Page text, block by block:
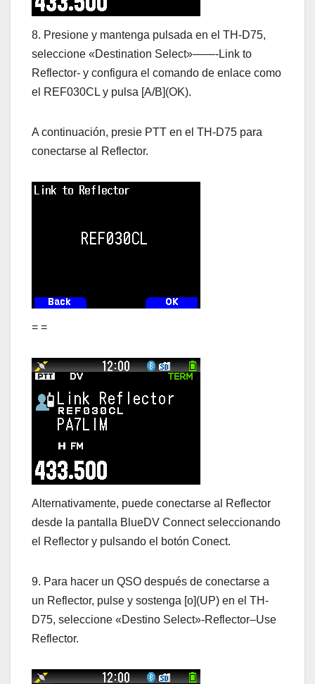
8. Presione y mantenga pulsada en el TH-D75,
seleccione «Destination Select»——-Link to
Reflector- y configura el comando de enlace como
el REF030CL y pulsa [A/B](OK).
A continuación, presie PTT en el TH-D75 para
conectarse al Reflector.
= =
Alternativamente, puede conectarse al Reflector
desde la pantalla BlueDV Connect seleccionando
el Reflector y pulsando el botón Conect.
9. Para hacer un QSO después de conectarse a
un Reflector, pulse y sostenga [o](UP) en el TH-
D75, seleccione «Destino Select»-Reflector–Use
Reflector.